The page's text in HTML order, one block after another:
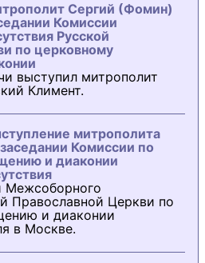
Сергий (Фомин)
Комиссии
Русской
по церковному
выступил митрополит
Климент.
митрополита
Комиссии по
и диаконии
Межсоборного
Православной Церкви по
и диаконии
в Москве.